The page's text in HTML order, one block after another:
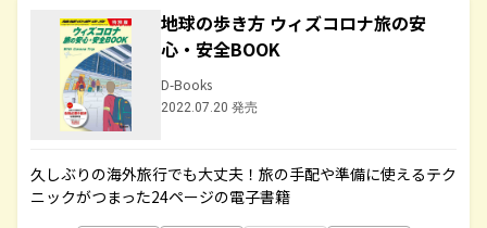
地球の歩き方 ウィズコロナ旅の安
心・安全BOOK
D-Books
2022.07.20 発売
久しぶりの海外旅行でも大丈夫！旅の手配や準備に使えるテク
ニックがつまった24ページの電子書籍